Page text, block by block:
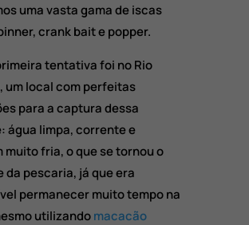
uma vasta gama de iscas
crank bait e popper.
tentativa foi no Rio
um local com perfeitas
para a captura dessa
água limpa, corrente e
muito fria, o que se tornou o
da pescaria, já que era
permanecer muito tempo na
utilizandomacacão